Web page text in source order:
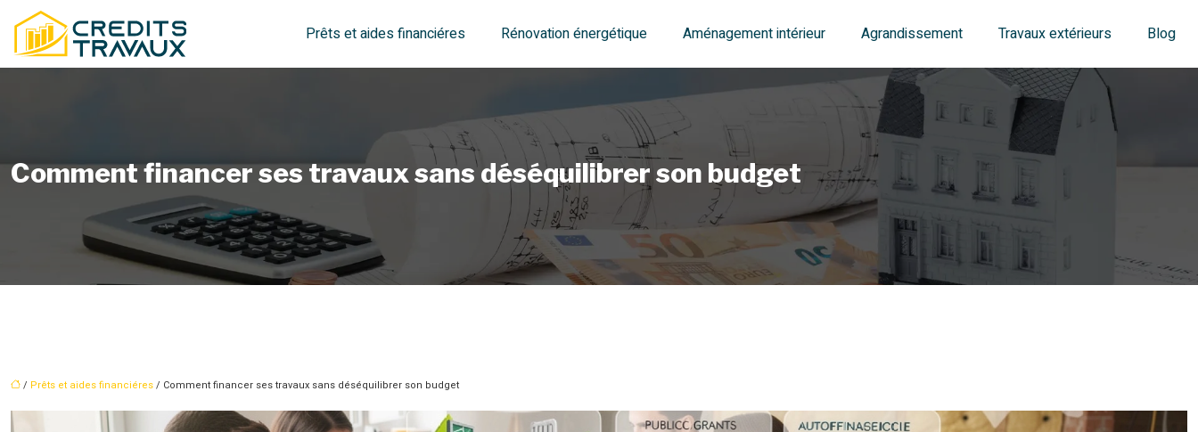
Prêts et aides financiéres Rénovation énergétique Aménagement intérieur Agrandissement Travaux extérieurs Blog
Comment financer ses travaux sans déséquilibrer son budget
/ Prêts et aides financiéres/ Comment financer ses travaux sans déséquilibrer son budget